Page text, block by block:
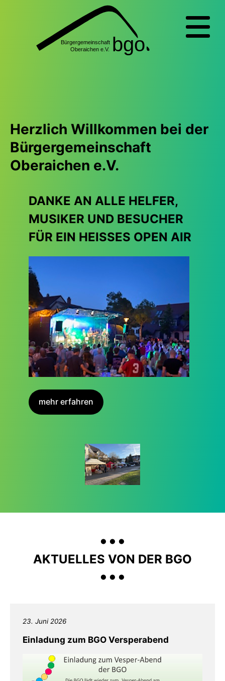
Herzlich Willkommen bei der
Bürgergemeinschaft
Oberaichen e.V.
DANKE AN ALLE HELFER,
MUSIKER UND BESUCHER
FÜR EIN HEISSES OPEN AIR
mehr erfahren
...
AKTUELLES VON DER BGO
...
23. Juni 2026
Einladung zum BGO Versperabend